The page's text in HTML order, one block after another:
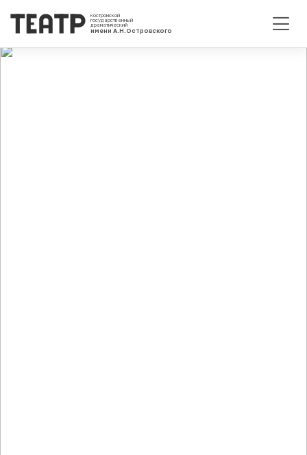
костромской
государственный
драматический
имени А.Н.Островского